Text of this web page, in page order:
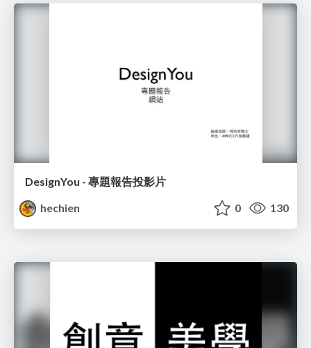
DesignYou - 專題報告投影片
hechien
0 130